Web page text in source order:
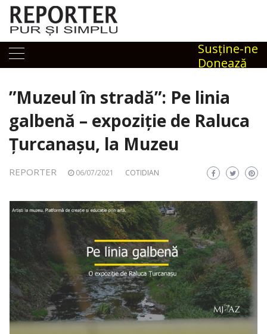
Skip
content
Susţine-ne
Donează
”Muzeul în stradă”: Pe linia
galbenă – expoziție de Raluca
Țurcanașu, la Muzeu
REPORTER 06/07/2021 COTIDIAN